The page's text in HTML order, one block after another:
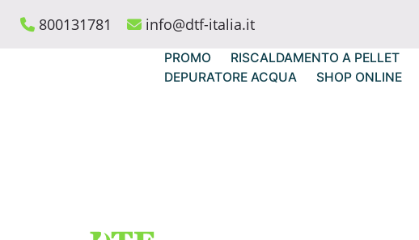
800131781 info@dtf-italia.it
PROMO RISCALDAMENTO A PELLET
DEPURATORE ACQUA
SHOP ONLINE